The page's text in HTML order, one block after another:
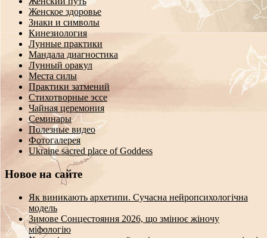
Женское здоровье
Знаки и символы
Кинезиология
Лунные практики
Мандала диагностика
Лунный оракул
Места силы
Практики затмений
Стихотворные эссе
Чайная церемония
Семинары
Полезные видео
Фотогалерея
Ukraine sacred place of Goddess
Новое на сайте
Як виникають архетипи. Сучасна нейропсихологічна
модель
Зимове Сонцестояння 2026, що змінює жіночу
міфологію